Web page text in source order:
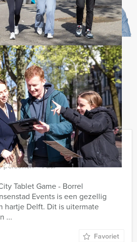
met:
– Empire City Game – Borrel
54,50 p.p. excl. BTW
personen ‐ 4 uur
Tablet Game - Borrel
Events is een gezellig
hartje Delft. Dit is uitermate
...
Favoriet